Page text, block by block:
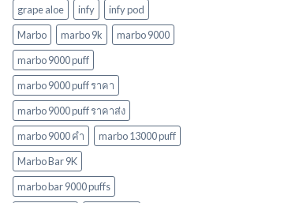
นิยม
ใหม่
ล่าสุด
ในปี
grape aloe infy
infy pod
Marbo
marbo 9k
marbo 9000
marbo 9000 puff
marbo 9000 puff ราคา
marbo 9000 puff ราคาส่ง
marbo 9000 คํา
marbo 13000 puff
Marbo Bar 9K
marbo bar 9000 puffs